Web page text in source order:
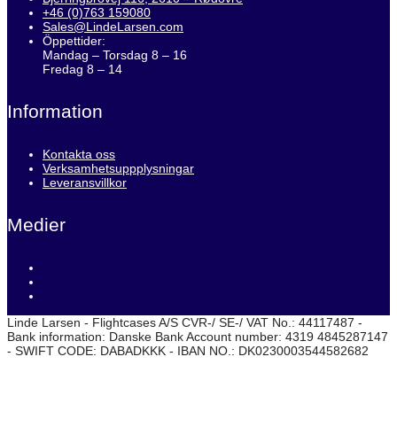
+46 (0)763 159080
Sales@LindeLarsen.com
Öppettider:
Mandag – Torsdag 8 – 16
Fredag 8 – 14
Information
Kontakta oss
Verksamhetsuppplysningar
Leveransvillkor
Medier
Linde Larsen - Flightcases A/S CVR-/ SE-/ VAT No.: 44117487 -
Bank information: Danske Bank Account number: 4319 4845287147
- SWIFT CODE: DABADKKK - IBAN NO.: DK0230003544582682